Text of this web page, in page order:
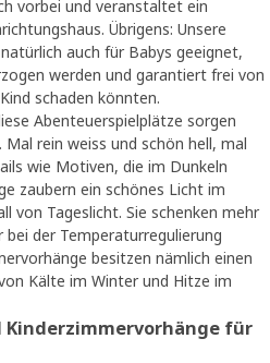
vorbei und veranstaltet ein
Übrigens: Unsere
auch für Babys geeignet,
werden und garantiert frei von
schaden könnten.
Abenteuerspielplätze sorgen
rein weiss und schön hell, mal
wie Motiven, die im Dunkeln
zaubern ein schönes Licht im
von Tageslicht. Sie schenken mehr
der Temperaturregulierung
besitzen nämlich einen
Kälte im Winter und Hitze im
Kinderzimmervorhänge für